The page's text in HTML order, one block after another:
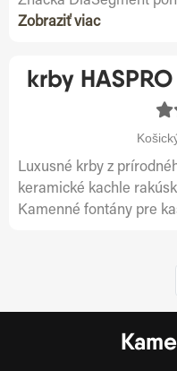
Zobraziť viac
krby
Luxusné krby z
keramické kachle
Kamenné fontány pre